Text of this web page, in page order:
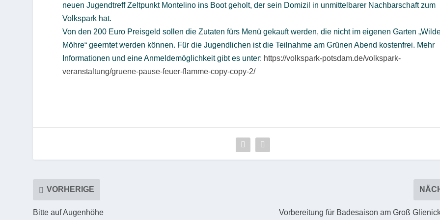
neuen Jugendtreff Zeltpunkt Montelino ins Boot geholt, der sein Domizil in unmittelbarer Nachbarschaft zum
Volkspark hat.
Von den 200 Euro Preisgeld sollen die Zutaten fürs Menü gekauft werden, die nicht im eigenen Garten
Möhre“ geerntet werden können. Für die Jugendlichen ist die Teilnahme am Grünen Abend kostenfrei. Mehr
Informationen und eine Anmeldemöglichkeit gibt es unter: https://volkspark-potsdam.de/volkspark-
veranstaltung/gruene-pause-feuer-flamme-copy-copy-2/
VORHERIGE
Bitte auf Augenhöhe
Vorbereitung für Badesaison am Groß